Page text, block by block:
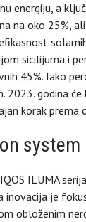
energiju, a
na oko 25%,
sicilijuma i
45%. Iako
2023. godina
korak
system
ILUMA
je
obloženim